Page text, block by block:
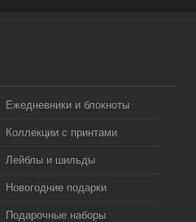
Ежедневники и блокноты
Коллекции с принтами
Лейблы и шильды
Новогодние подарки
Подарочные наборы